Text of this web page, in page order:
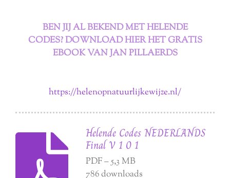
BEN JIJ AL BEKEND MET HELENDE
CODES? DOWNLOAD HIER HET GRATIS
EBOOK VAN JAN PILLAERDS
https://helenopnatuurlijkewijze.nl/
Helende Codes NEDERLANDS
Final V 1 0 1
PDF – 5,3 MB
786 downloads